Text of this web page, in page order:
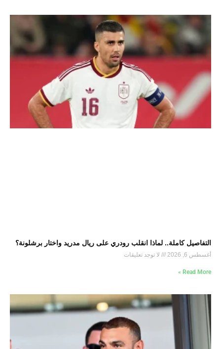
التفاصيل كاملة.. لماذا انقلب رودري على ريال مدريد واختار برشلونة؟
أغسطس 6, 2026 لا توجد تعليقات
Read More »